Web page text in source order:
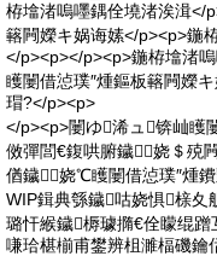
栫墖渚嗚嚜鍝佺墝渚涘湒</
簵闁嬫キ娲诲嫊</p><p>鍦
</p><p></p><p>鍦栫墖渚
矆闄借惉璞″煄鏂板簵闁嬫
瑁?</p><p>
</p><p>闄ゆ浠ュ锛屾矆
傚彈閭€鍑哄腑鐬娆＄殑
偤鐬娆℃矆闄借惉璞″煄
WIP鍓典綔鐬咕娆惧榇
璐忓緱鐬槈璩撱€佺矇绲
嗛珨椹椾甫鐢辨柤濉楅磯鑰